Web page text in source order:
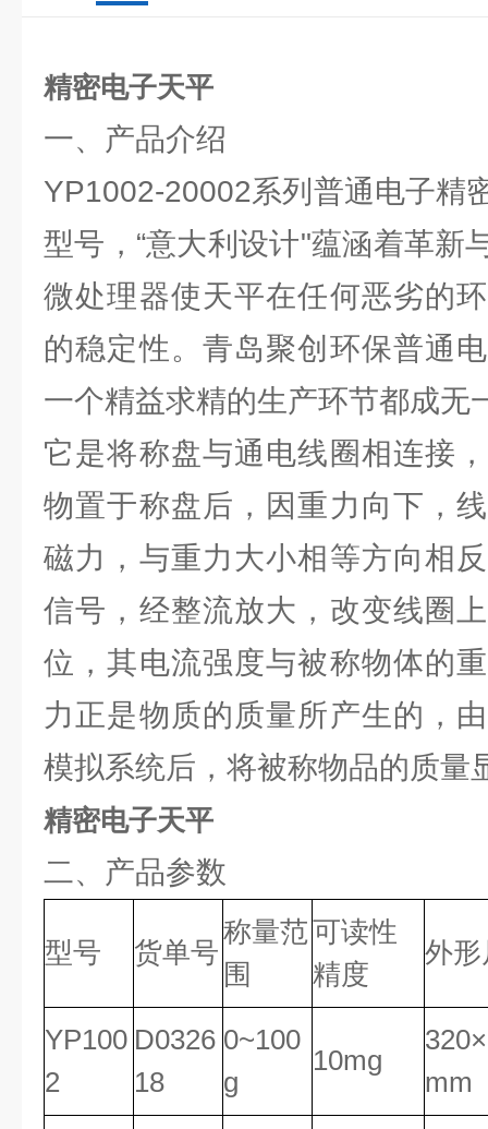
精密电子天平
一、产品介绍
YP1002-20002系列普通电子精
型号，“意大利设计"蕴涵着革新
微处理器使天平在任何恶劣的
的稳定性。青岛聚创环保普通
一个精益求精的生产环节都成无
它是将称盘与通电线圈相连接
物置于称盘后，因重力向下，
磁力，与重力大小相等方向相
信号，经整流放大，改变线圈
位，其电流强度与被称物体的
力正是物质的质量所产生的，
模拟系统后，将被称物品的质量
精密电子天平
二、产品参数
型号 货单号
称量范
围
可读性
精度
外
YP100
2
D0326
18
0~100
g
10mg
mm